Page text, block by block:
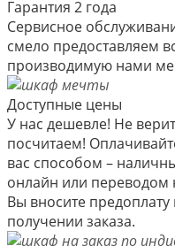
Гарантия 2 года
Сервисное
смело предоставляем
производимую нами
Доступные цены
У нас дешевле! Не
посчитаем!
вас способом –
онлайн или переводом
Вы вносите предоплату
получении заказа.